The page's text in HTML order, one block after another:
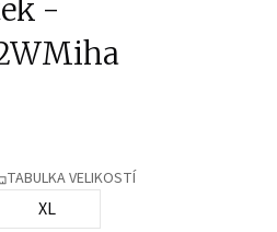
-
TABULKA VELIKOSTÍ
XL